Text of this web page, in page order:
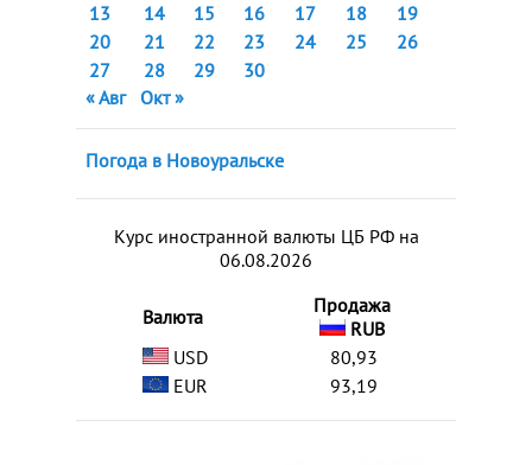
13
14 15 16 17 18
19
20
21 22 23 24 25
26
27
28 29
30
« Авг
Окт »
Погода в Новоуральске
Курс иностранной валюты ЦБ РФ на
06.08.2026
Валюта
Продажа
RUB
USD
80,93
EUR
93,19